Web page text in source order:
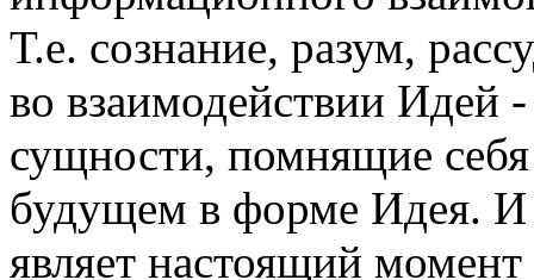
Т.е. сознание, разум,
во взаимодействии Идей
сущности, помнящие
будущем в форме Идея. И
являет настоящий